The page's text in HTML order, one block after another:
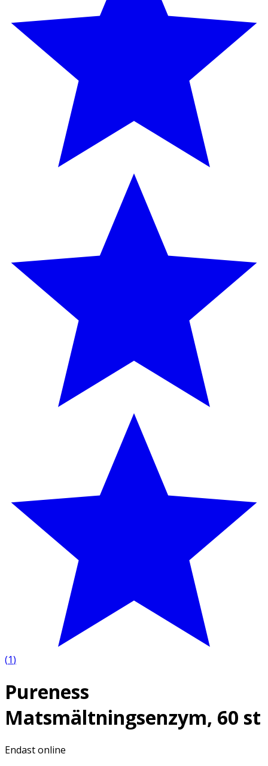
(1)
Pureness
Matsmältningsenzym, 60 st
Endast online